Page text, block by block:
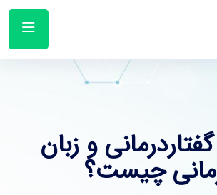
و زبان
چیست؟